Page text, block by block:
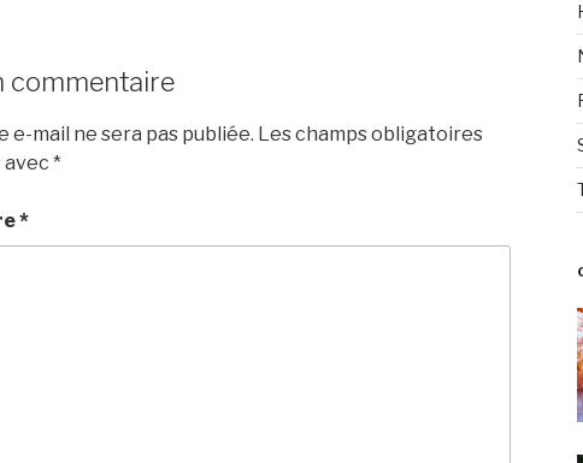
commentaire
e-mail ne sera pas publiée. Les champs obligatoires
avec *
*